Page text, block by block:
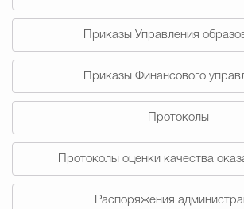
Счётная
Приказы Управления
Приказы Финансового
Протоколы
Протоколы оценки качества
Распоряжения